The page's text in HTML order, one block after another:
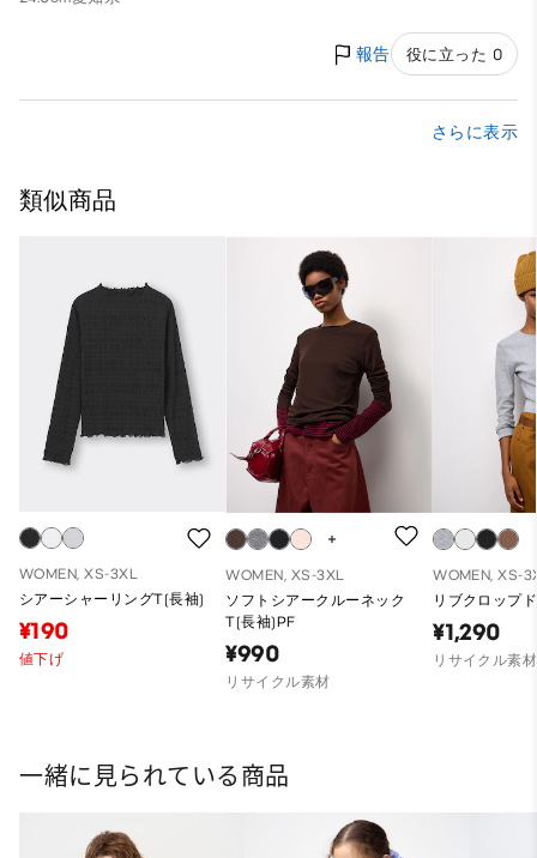
報告 役に立った 0
さらに表示
類似商品
WOMEN, XS-3XL
シアーシャーリングT(長袖)
¥190
値下げ
WOMEN, XS-3XL
ソフトシアークルーネック
T(長袖)PF
¥990
リサイクル素材
WOMEN, XS-
リブクロップ
¥1,290
リサイクル素材
一緒に見られている商品